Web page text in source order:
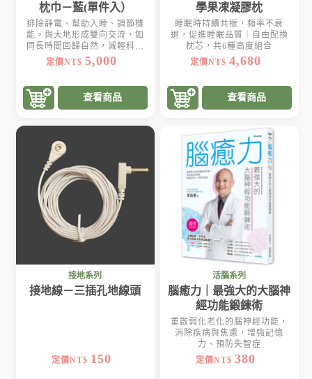
枕巾－藍(單件入）
排除靜電、幫助入睡、調節機
能。與大地形成雙向交流，如
同長時間回歸自然，減輕科技
帶給身體的影響
定價NT$5,000
查看商品
學果凍凝膠枕
睡眠時持續共振，頻率不衰
退，促進睡眠品質｜自由配換
枕芯，共6種高度組合
定價NT$4,680
查看商品
接地系列
接地線－三插孔地線頭
定價NT$ 150
活腦系列
腦癒力｜最強大的大腦神
經功能鍛鍊術
重啟弱化老化的腦神經功能，
消除疾病與焦慮，增強記憶
力、預防失智症
定價NT$380